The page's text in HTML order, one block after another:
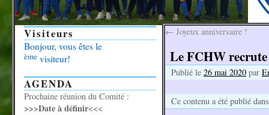
← Joyeux anniversaire !
Le FCHW
Publié le 26 mai 2020 par
Ce contenu a été publié
Visiteurs
Bonjour, vous êtes le
ème visiteur!
AGENDA
Prochaine réunion du Comité :
>>>Date à définir<<<